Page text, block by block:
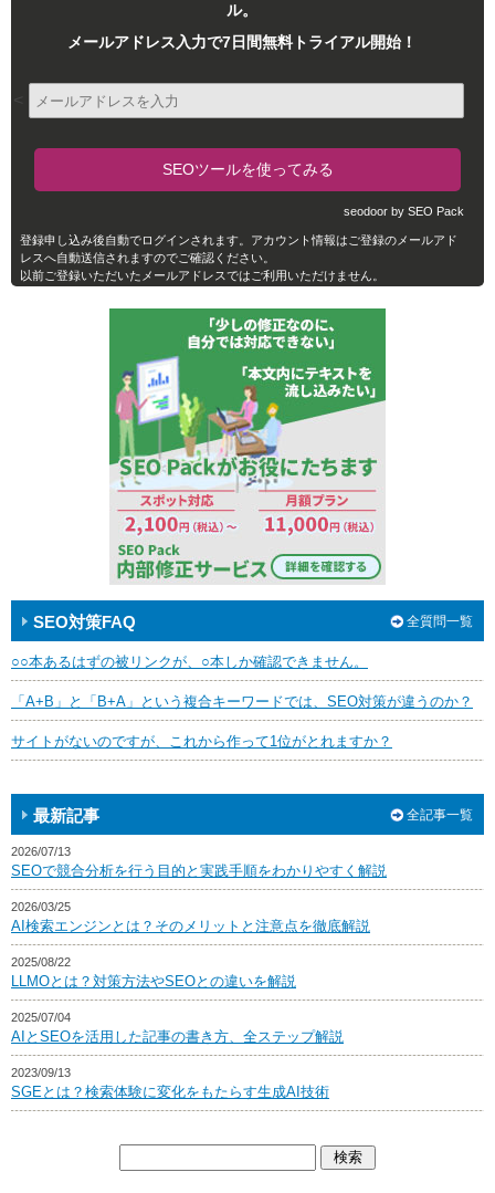
ル。
メールアドレス入力で7日間無料トライアル開始！
seodoor by SEO Pack
登録申し込み後自動でログインされます。アカウント情報はご登録のメールアド
レスへ自動送信されますのでご確認ください。
以前ご登録いただいたメールアドレスではご利用いただけません。
SEO対策FAQ 全質問一覧
○○本あるはずの被リンクが、○本しか確認できません。
「A+B」と「B+A」という複合キーワードでは、SEO対策が違うのか？
サイトがないのですが、これから作って1位がとれますか？
最新記事 全記事一覧
2026/07/13
SEOで競合分析を行う目的と実践手順をわかりやすく解説
2026/03/25
AI検索エンジンとは？そのメリットと注意点を徹底解説
2025/08/22
LLMOとは？対策方法やSEOとの違いを解説
2025/07/04
AIとSEOを活用した記事の書き方、全ステップ解説
2023/09/13
SGEとは？検索体験に変化をもたらす生成AI技術